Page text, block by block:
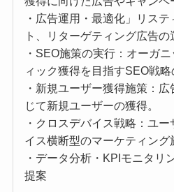
・広告運用・最適化」リス
ト、リターゲティング広告
・SEO施策の実行：オーガ
ィック獲得を目指すSEO戦
・新規ユーザー獲得施策：
じて新規ユーザーの獲得。
・クロスデバイス戦略：ユ
イス横断型のマーケティング
・データ分析・KPIモニタリ
提案